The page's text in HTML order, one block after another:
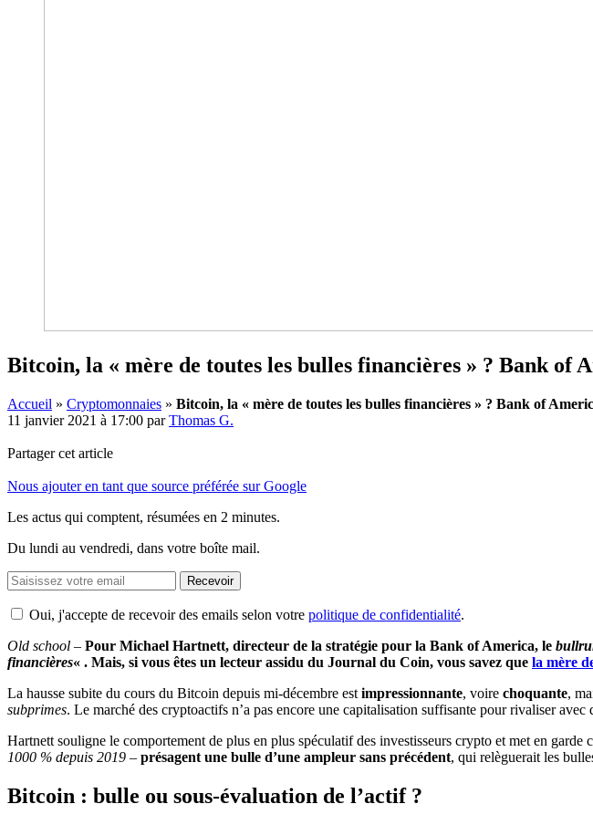
Bitcoin, la « mère de toutes les bulles financières » ? Bank of
Accueil » Cryptomonnaies » Bitcoin, la « mère de toutes les bulles financières » ? Bank of
11 janvier 2021 à 17:00 parThomas G.
Partager cet article
Nous ajouter en tant que source préférée sur Google
Les actus qui comptent, résumées en 2 minutes.
Du lundi au vendredi, dans votre boîte mail.
Recevoir
Oui, j'accepte de recevoir des emails selon votre politique de confidentialité.
Old school – Pour Michael Hartnett, directeur de la stratégie pour la Bank of America, le
financières« . Mais, si vous êtes un lecteur assidu du Journal du Coin, vous savez que la mère
La hausse subite du cours du Bitcoin depuis mi-décembre est impressionnante, voire choquante,
subprimes. Le marché des cryptoactifs n’a pas encore une capitalisation suffisante pour rivaliser avec
Hartnett souligne le comportement de plus en plus spéculatif des investisseurs crypto et met en garde
1000 % depuis 2019 – présagent une bulle d’une ampleur sans précédent, qui relèguerait les
Bitcoin : bulle ou sous-évaluation de l’actif ?